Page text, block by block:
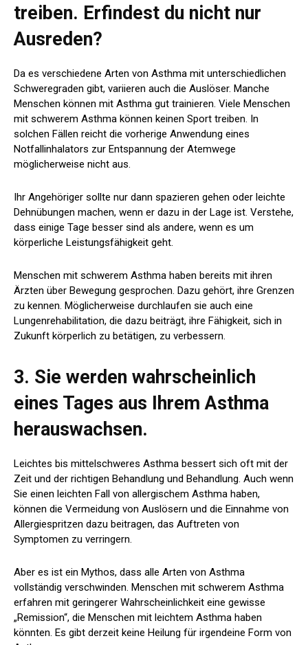
treiben. Erfindest du nicht nur
Ausreden?
Da es verschiedene Arten von Asthma mit unterschiedlichen
Schweregraden gibt, variieren auch die Auslöser. Manche
Menschen können mit Asthma gut trainieren. Viele Menschen
mit schwerem Asthma können keinen Sport treiben. In
solchen Fällen reicht die vorherige Anwendung eines
Notfallinhalators zur Entspannung der Atemwege
möglicherweise nicht aus.
Ihr Angehöriger sollte nur dann spazieren gehen oder leichte
Dehnübungen machen, wenn er dazu in der Lage ist. Verstehe,
dass einige Tage besser sind als andere, wenn es um
körperliche Leistungsfähigkeit geht.
Menschen mit schwerem Asthma haben bereits mit ihren
Ärzten über Bewegung gesprochen. Dazu gehört, ihre Grenzen
zu kennen. Möglicherweise durchlaufen sie auch eine
Lungenrehabilitation, die dazu beiträgt, ihre Fähigkeit, sich in
Zukunft körperlich zu betätigen, zu verbessern.
3. Sie werden wahrscheinlich
eines Tages aus Ihrem Asthma
herauswachsen.
Leichtes bis mittelschweres Asthma bessert sich oft mit der
Zeit und der richtigen Behandlung und Behandlung. Auch wenn
Sie einen leichten Fall von allergischem Asthma haben,
können die Vermeidung von Auslösern und die Einnahme von
Allergiespritzen dazu beitragen, das Auftreten von
Symptomen zu verringern.
Aber es ist ein Mythos, dass alle Arten von Asthma
vollständig verschwinden. Menschen mit schwerem Asthma
erfahren mit geringerer Wahrscheinlichkeit eine gewisse
„Remission“, die Menschen mit leichtem Asthma haben
könnten. Es gibt derzeit keine Heilung für irgendeine Form von